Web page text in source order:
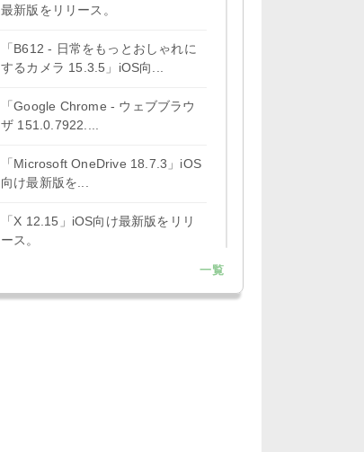
最新版をリリース。
「B612 - 日常をもっとおしゃれに
するカメラ 15.3.5」iOS向...
「Google Chrome - ウェブブラウ
ザ 151.0.7922....
「Microsoft OneDrive 18.7.3」iOS
向け最新版を...
「X 12.15」iOS向け最新版をリリ
ース。
リリース。Liguid G...
一覧